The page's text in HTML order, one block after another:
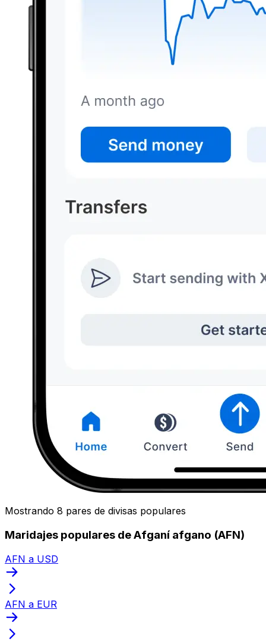
Mostrando 8 pares de divisas populares
Maridajes populares de Afganí afgano (AFN)
AFN a USD
AFN a EUR